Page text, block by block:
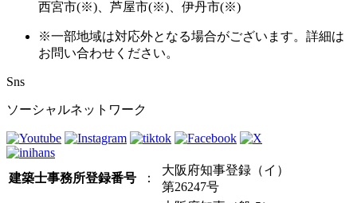
西宮市(※)、芦屋市(※)、伊丹市(※)
※一部地域は対応外となる場合がございます。詳細は
お問い合わせください。
Sns
ソーシャルネットワーク
建築士事務所登録番号 ：
大阪府知事登録（イ）
第26247号